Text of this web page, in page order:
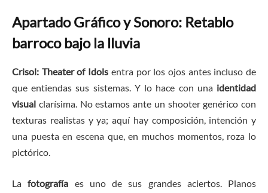
Apartado Gráfico y Sonoro: Retablo
barroco bajo la lluvia
Crisol: Theater of Idols entra por los ojos antes incluso de
que entiendas sus sistemas. Y lo hace con una identidad
visual clarísima. No estamos ante un shooter genérico con
texturas realistas y ya; aquí hay composición, intención y
una puesta en escena que, en muchos momentos, roza lo
pictórico.
Lafotografía es uno de sus grandes aciertos. Planos